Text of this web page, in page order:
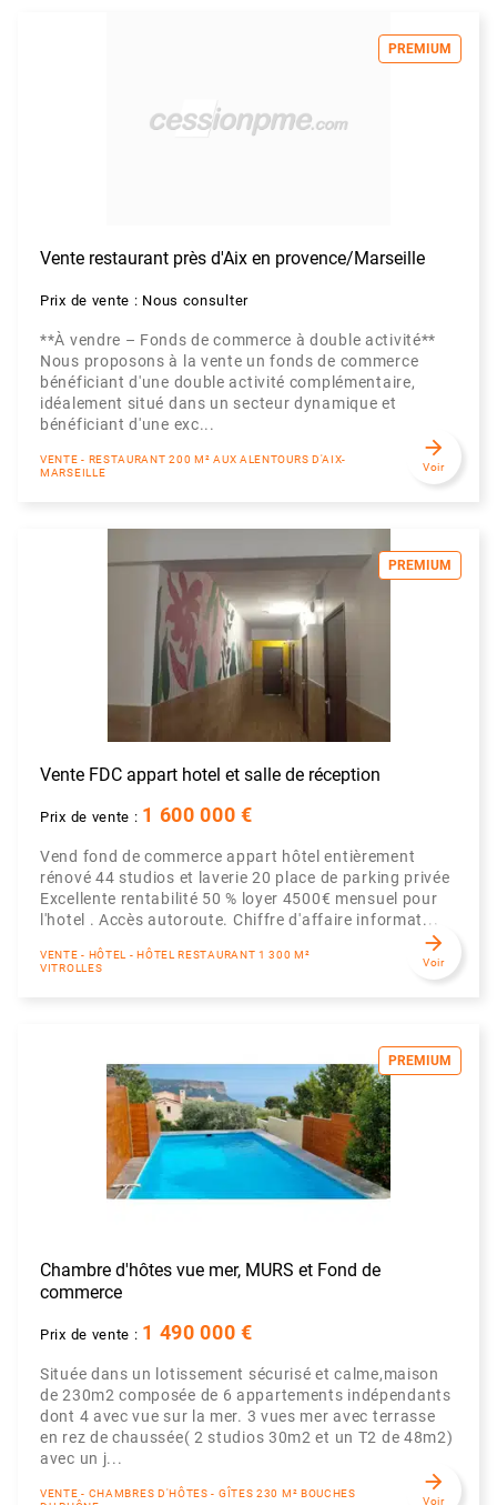
PREMIUM
Vente restaurant près d'Aix en provence/Marseille
Prix de vente : Nous consulter
**À vendre – Fonds de commerce à double activité**
Nous proposons à la vente un fonds de commerce
bénéficiant d'une double activité complémentaire,
idéalement situé dans un secteur dynamique et
bénéficiant d'une exc...
VENTE - RESTAURANT 200 M² AUX ALENTOURS D'AIX-
MARSEILLE
arrow_forward
Voir
PREMIUM
Vente FDC appart hotel et salle de réception
Prix de vente : 1 600 000 €
Vend fond de commerce appart hôtel entièrement
rénové 44 studios et laverie 20 place de parking privée
Excellente rentabilité 50 % loyer 4500€ mensuel pour
l'hotel . Accès autoroute. Chiffre d'affaire informat...
VENTE - HÔTEL - HÔTEL RESTAURANT 1 300 M²
VITROLLES
arrow_forward
Voir
PREMIUM
Chambre d'hôtes vue mer, MURS et Fond de
commerce
Prix de vente : 1 490 000 €
Située dans un lotissement sécurisé et calme,maison
de 230m2 composée de 6 appartements indépendants
dont 4 avec vue sur la mer. 3 vues mer avec terrasse
en rez de chaussée( 2 studios 30m2 et un T2 de 48m2)
avec un j...
VENTE - CHAMBRES D'HÔTES - GÎTES 230 M² BOUCHES
arrow_forward
Voir